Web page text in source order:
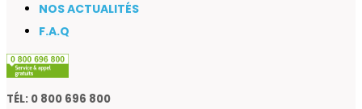
NOS ACTUALITÉS
F.A.Q
TÉL: 0 800 696 800